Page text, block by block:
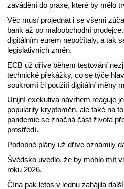
zavádění do praxe, které by mělo
Věc musí projednat i se všemi
bank až po maloobchodní
digitálním eurem nepočítaly, a tak
legislativních změn.
ECB už dříve během testování
technické překážky, co se týče
soukromí či použití digitální měny
Unijní exekutiva návrhem reaguje
popularity kryptoměn, ale také na
pandemie se značná část života
prostředí.
Podobné plány už dříve oznámily
Švédsko uvedlo, že by mohlo mít
roku 2026.
Čína pak letos v lednu zahájila